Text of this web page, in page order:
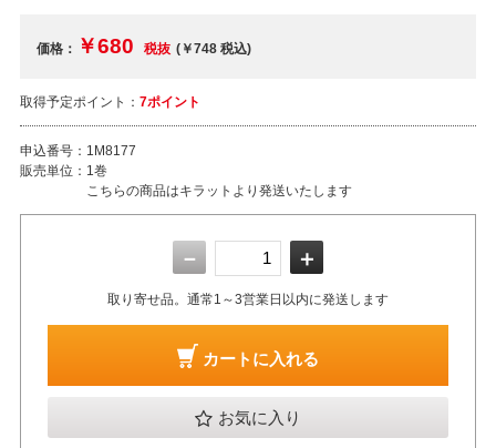
価格： ￥680 税抜 (￥748税込)
取得予定ポイント： 7ポイント
申込番号： 1M8177
販売単位： 1巻
こちらの商品はキラットより発送いたします
－ ＋
取り寄せ品。通常1～3営業日以内に発送します
カートに入れる
お気に入り